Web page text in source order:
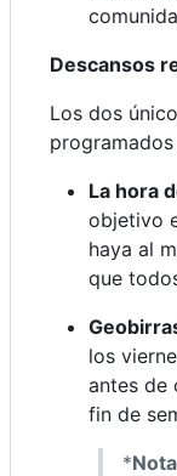
Descansos
Los dos
La hora
objetivo
haya al
que
los
antes de
fin de
*Nota